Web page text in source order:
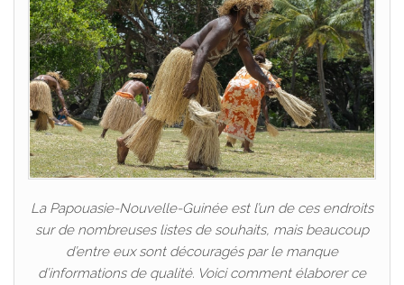
La Papouasie-Nouvelle-Guinée est l’un de ces endroits
sur de nombreuses listes de souhaits, mais beaucoup
d’entre eux sont découragés par le manque
d’informations de qualité. Voici comment élaborer ce